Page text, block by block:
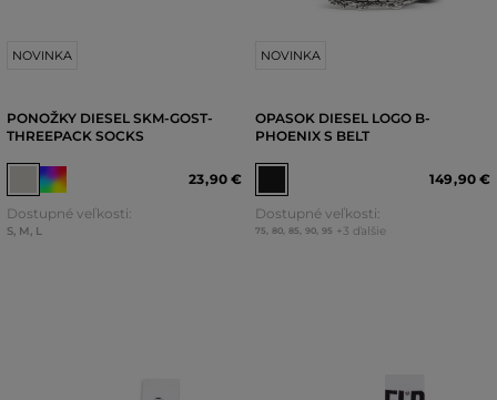
NOVINKA
PONOŽKY DIESEL SKM-GOST-
THREEPACK SOCKS
23,90 €
Dostupné veľkosti:
S, M, L
NOVINKA
OPASOK DIESEL LOGO B-
PHOENIX S BELT
149,90 €
Dostupné veľkosti:
75, 80, 85, 90, 95 +3 ďalšie